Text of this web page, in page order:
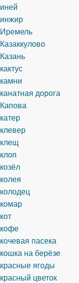
иней
инжир
Иремель
Казаккулово
Казань
кактус
камни
канатная дорога
Капова
катер
клевер
клещ
клоп
козёл
колея
колодец
комар
кот
кофе
кочевая пасека
кошка на берёзе
красные ягоды
красный цветок